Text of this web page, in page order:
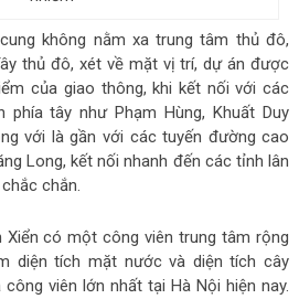
không nằm xa trung tâm thủ đô,
thủ đô, xét về mặt vị trí, dự án được
của giao thông, khi kết nối với các
phía tây như Phạm Hùng, Khuất Duy
với là gần với các tuyến đường cao
Long, kết nối nhanh đến các tỉnh lân
chắn.
Xiển có một công viên trung tâm rộng
diện tích mặt nước và diện tích cây
viên lớn nhất tại Hà Nội hiện nay.